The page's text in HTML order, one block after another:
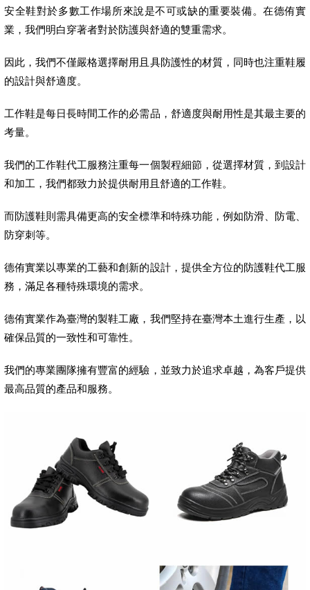
安全鞋對於多數工作場所來說是不可或缺的重要裝備。在德侑實
業，我們明白穿著者對於防護與舒適的雙重需求。
因此，我們不僅嚴格選擇耐用且具防護性的材質，同時也注重鞋履
的設計與舒適度。
工作鞋是每日長時間工作的必需品，舒適度與耐用性是其最主要的
考量。
我們的工作鞋代工服務注重每一個製程細節，從選擇材質，到設計
和加工，我們都致力於提供耐用且舒適的工作鞋。
而防護鞋則需具備更高的安全標準和特殊功能，例如防滑、防電、
防穿刺等。
德侑實業以專業的工藝和創新的設計，提供全方位的防護鞋代工服
務，滿足各種特殊環境的需求。
德侑實業作為臺灣的製鞋工廠，我們堅持在臺灣本土進行生產，以
確保品質的一致性和可靠性。
我們的專業團隊擁有豐富的經驗，並致力於追求卓越，為客戶提供
最高品質的產品和服務。